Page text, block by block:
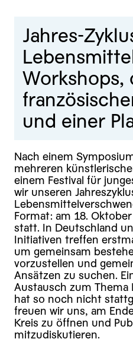
Jahres-
Workshops,
und einer
Nach einem
mehreren
einem Festival für
wir unseren
Format: am 18.
statt. In Deutschland
Initiativen treffen
um gemeinsam
vorzustellen und
Ansätzen zu suchen.
Austausch zum
hat so noch nicht
freuen wir uns, am
Kreis zu öffnen und
mitzudiskutieren.